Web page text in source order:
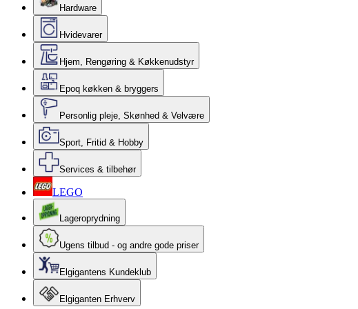
Hardware
Hvidevarer
Hjem, Rengøring & Køkkenudstyr
Epoq køkken & bryggers
Personlig pleje, Skønhed & Velvære
Sport, Fritid & Hobby
Services & tilbehør
LEGO
Lageroprydning
Ugens tilbud - og andre gode priser
Elgigantens Kundeklub
Elgiganten Erhverv